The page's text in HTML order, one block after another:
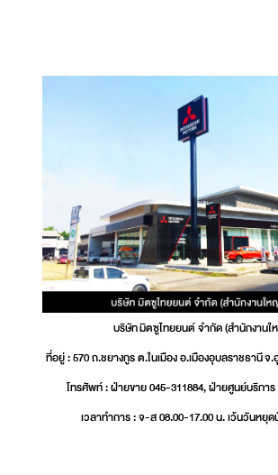
บริษัท มิตซูไทยยนต์ จำกัด (สำนักงานใ
ที่อยู่ : 570 ถ.ชยางกูร ต.ในเมือง อ.เมืองอุบลราชธานี จ
โทรศัพท์ : ฝ่ายขาย 045-311884, ฝ่ายศูนย์บริการ
เวลาทำการ : จ-ส 08.00-17.00 น. เว้นวันหยุ